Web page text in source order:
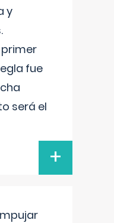
y
primer
fue
será el
+